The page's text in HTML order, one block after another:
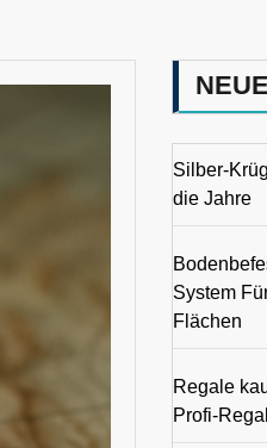
Silber-
die Jahre
System
Flächen
Regale
Profi-Regal